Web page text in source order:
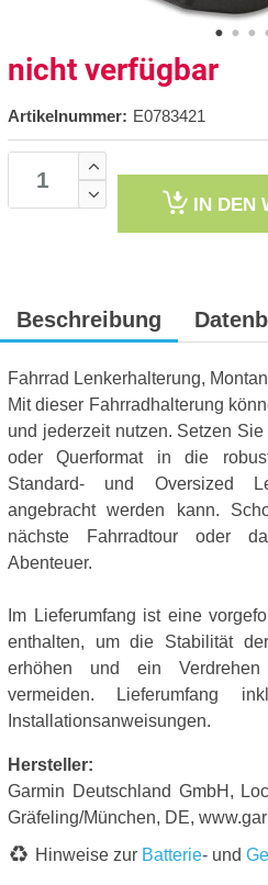
nicht verfügbar
Artikelnummer: E0783421
IN DEN
Beschreibung
Fahrrad Lenkerhalterung,
Mit dieser Fahrradhalterung
und jederzeit nutzen. Setzen
oder Querformat in die
Standard- und Oversized
angebracht werden kann.
nächste Fahrradtour oder
Abenteuer.
Im Lieferumfang ist eine
enthalten, um die Stabilität
erhöhen und ein
vermeiden. Lieferumfang
Installationsanweisungen.
Hersteller:
Garmin Deutschland GmbH,
Gräfeling/München, DE,
Hinweise zur Batterie- und